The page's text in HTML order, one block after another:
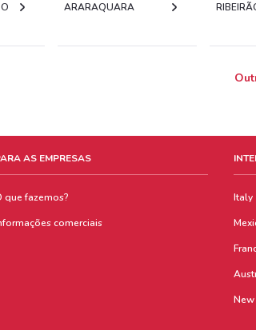
ARARAQUARA
AS EMPRESAS
que fazemos?
comerciais
Italy